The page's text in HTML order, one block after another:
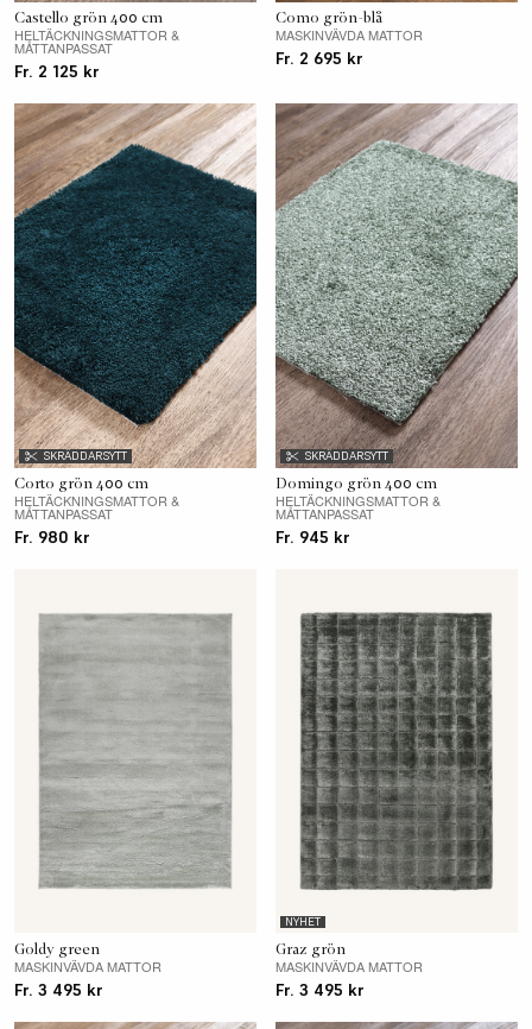
Castello grön 400 cm
HELTÄCKNINGSMATTOR &
MÅTTANPASSAT
Fr. 2 125 kr
Como grön-blå
MASKINVÄVDA MATTOR
Fr. 2 695 kr
SKRÄDDARSYTT
Corto grön 400 cm
HELTÄCKNINGSMATTOR &
MÅTTANPASSAT
Fr. 980 kr
SKRÄDDARSYTT
Domingo grön 400 cm
HELTÄCKNINGSMATTOR &
MÅTTANPASSAT
Fr. 945 kr
Goldy green
MASKINVÄVDA MATTOR
Fr. 3 495 kr
NYHET
Graz grön
MASKINVÄVDA MATTOR
Fr. 3 495 kr